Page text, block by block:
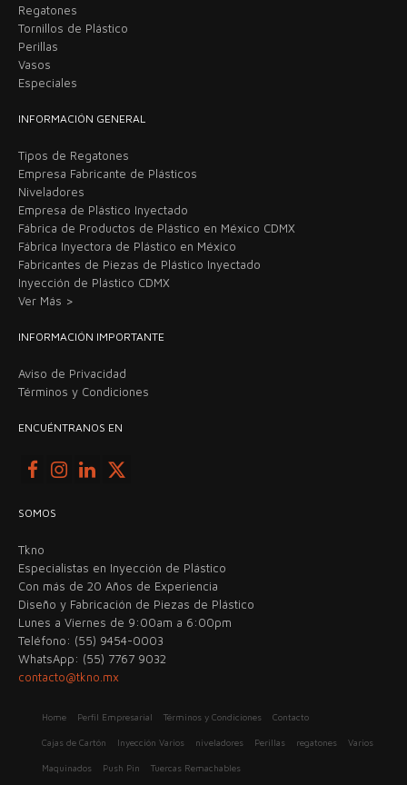
Regatones
Tornillos de Plástico
Perillas
Vasos
Especiales
INFORMACIÓN GENERAL
Tipos de Regatones
Empresa Fabricante de Plásticos
Niveladores
Empresa de Plástico Inyectado
Fábrica de Productos de Plástico en México CDMX
Fábrica Inyectora de Plástico en México
Fabricantes de Piezas de Plástico Inyectado
Inyección de Plástico CDMX
Ver Más >
INFORMACIÓN IMPORTANTE
Aviso de Privacidad
Términos y Condiciones
ENCUÉNTRANOS EN
SOMOS
Tkno
Especialistas en Inyección de Plástico
Con más de 20 Años de Experiencia
Diseño y Fabricación de Piezas de Plástico
Lunes a Viernes de 9:00am a 6:00pm
Teléfono: (55) 9454-0003
WhatsApp: (55) 7767 9032
contacto@tkno.mx
Home Perfil Empresarial Términos y Condiciones Contacto
Cajas de Cartón Inyección Varios niveladores Perillas regatones Varios
Maquinados Push Pin Tuercas Remachables